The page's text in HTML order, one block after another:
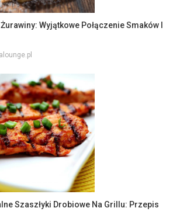
Wyjątkowe Połączenie Smaków I
Szaszłyki Drobiowe Na Grillu: Przepis